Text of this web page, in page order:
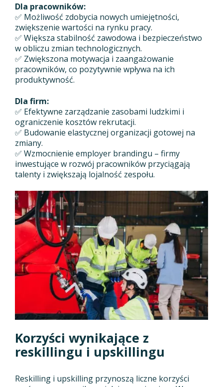
Dla pracowników:
✅ Możliwość zdobycia nowych umiejętności,
zwiększenie wartości na rynku pracy.
✅ Większa stabilność zawodowa i bezpieczeństwo
w obliczu zmian technologicznych.
✅ Zwiększona motywacja i zaangażowanie
pracowników, co pozytywnie wpływa na ich
produktywność.
Dla firm:
✅ Efektywne zarządzanie zasobami ludzkimi i
ograniczenie kosztów rekrutacji.
✅ Budowanie elastycznej organizacji gotowej na
zmiany.
✅ Wzmocnienie employer brandingu – firmy
inwestujące w rozwój pracowników przyciągają
talenty i zwiększają lojalność zespołu.
Korzyści wynikające z
reskillingu i upskillingu
Reskilling i upskilling przynoszą liczne korzyści